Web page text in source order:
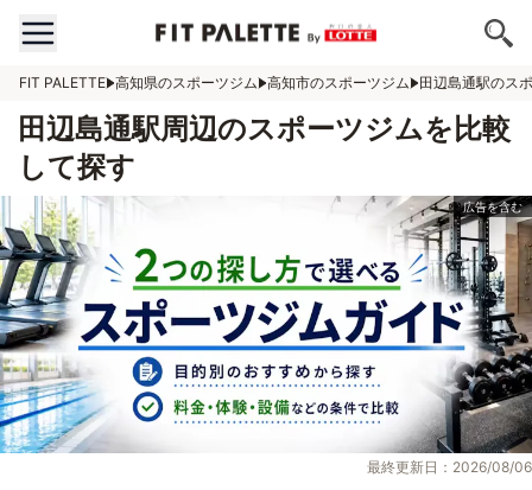
FIT PALETTE 高知県のスポーツジム 高知市のスポーツジム 田辺島通駅のス
田辺島通駅周辺のスポーツジムを比較
して探す
最終更新日：2026/08/06